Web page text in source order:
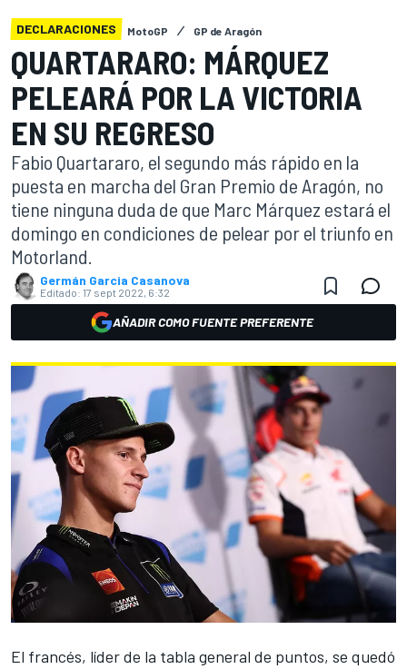
DECLARACIONES MotoGP GP de Aragón
QUARTARARO: MÁRQUEZ
PELEARÁ POR LA VICTORIA
EN SU REGRESO
Fabio Quartararo, el segundo más rápido en la
puesta en marcha del Gran Premio de Aragón, no
tiene ninguna duda de que Marc Márquez estará el
domingo en condiciones de pelear por el triunfo en
Motorland.
Germán Garcia Casanova
Editado: 17 sept 2022, 6:32
AÑADIR COMO FUENTE PREFERENTE
El francés, líder de la tabla general de puntos, se quedó